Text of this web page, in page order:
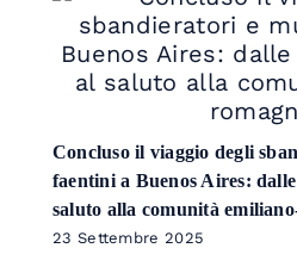
Concluso il viaggio degli
faentini a Buenos Aires:
saluto alla comunità
23 Settembre 2025